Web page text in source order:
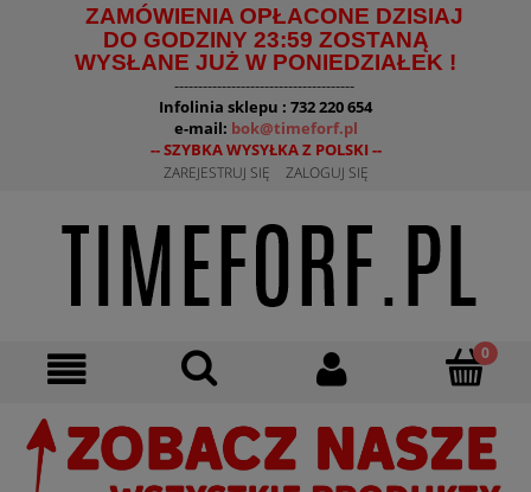
ZAMÓWIENIA OPŁACONE DZISIAJ
DO GODZINY 23:59 ZOSTANĄ
WYSŁANE JUŻ W PONIEDZIAŁEK !
--------------------------------------
Infolinia sklepu : 732 220 654
e-mail: bok@timeforf.pl
-- SZYBKA WYSYŁKA Z POLSKI --
ZAREJESTRUJ SIĘ ZALOGUJ SIĘ